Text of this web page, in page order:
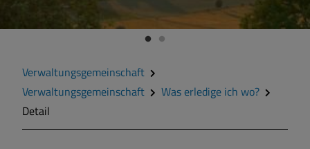
Verwaltungsgemeinschaft
Verwaltungsgemeinschaft
Was erledige ich wo?
Detail